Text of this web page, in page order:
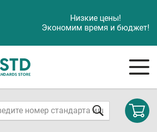
Низкие цены!
Экономим время и бюджет!